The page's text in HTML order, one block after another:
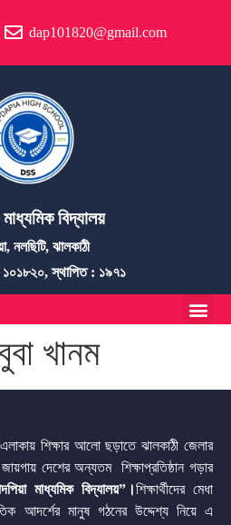
dap101820@gmail.com
বিদ্যালয়
নলছিটি, ঝালকাঠী
স্থাপিত : ১৯৭১
খানম
শিক্ষার আলো ছড়াতে ঝালকাঠী জেলার
দেশের অন্যতম শিক্ষাপ্রতিষ্ঠান গড়ার
মাধ্যমিক বিদ্যালয়” ।শিক্ষার্থীদের মেধা
আদর্শের মানুষ গঠনের উদ্দেশ্য নিয়ে এ